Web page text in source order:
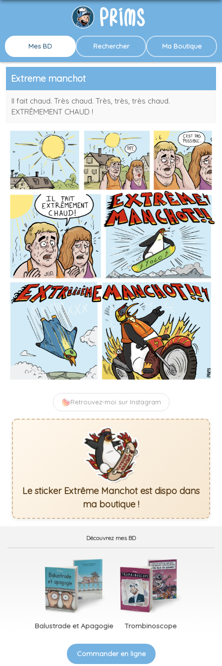
Mes BD Rechercher Ma Boutique
Extreme manchot
Il fait chaud. Très chaud. Très, très, très chaud.
EXTRÊMEMENT CHAUD !
Retrouvez-moi sur Instagram
Le sticker Extrême Manchot est dispo dans
ma boutique !
Découvrez mes BD
Balustrade et Apagogie Trombinoscope
Commander en ligne